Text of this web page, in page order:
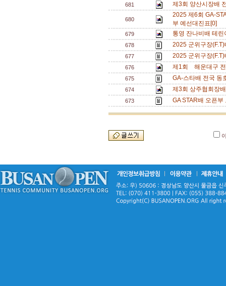
681 제3회 양산시장배
680
2025 제6회 GA-
부 예선대진표[0]
679 통영 잔나비배 테
678 2025 군위구장
677 2025 군위구장
676 제1회 해운대구
675 GA-스타배 전국 동
674 제3회 상주협회장
673 GA STAR배 오픈